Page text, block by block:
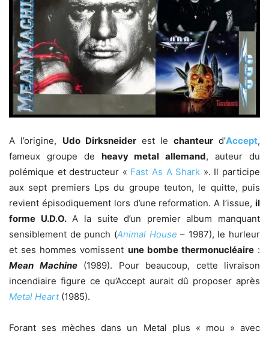
A l’origine, Udo Dirksneiderest le chanteurd’Accept,
fameux groupe de heavy metal allemand, auteur du
polémique et destructeur « Fast As A Shark ». Il participe
aux sept premiers Lps du groupe teuton, le quitte, puis
revient épisodiquement lors d’une reformation. A l’issue, il
forme U.D.O.A la suite d’un premier album manquant
sensiblement de punch (Animal House – 1987), le hurleur
et ses hommes vomissent une bombe thermonucléaire:
Mean Machine(1989). Pour beaucoup, cette livraison
incendiaire figure ce qu’Accept aurait dû proposer après
Metal Heart (1985).
Forant ses mèches dans un Metal plus « mou » avec